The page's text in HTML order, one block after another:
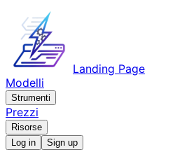
Landing Page
Modelli
Strumenti
Prezzi
Risorse
Log in
Sign up